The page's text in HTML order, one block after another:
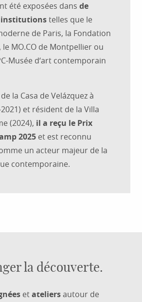
été exposées dans de
institutionstelles que le
de Paris, la Fondation
MO.CO de Montpellier ou
Musée d‘art contemporain
la Casa de Velázquez à
et résident de la Villa
(2024), il a reçu le Prix
2025 et est reconnu
un acteur majeur de la
contemporaine.
la découverte.
etateliersautour de
12